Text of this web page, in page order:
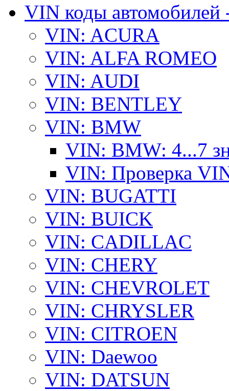
VIN коды автомобилей
VIN: ACURA
VIN: ALFA ROMEO
VIN: AUDI
VIN: BENTLEY
VIN: BMW
VIN: BMW: 4...7
VIN: Проверка
VIN: BUGATTI
VIN: BUICK
VIN: CADILLAC
VIN: CHERY
VIN: CHEVROLET
VIN: CHRYSLER
VIN: CITROEN
VIN: Daewoo
VIN: DATSUN